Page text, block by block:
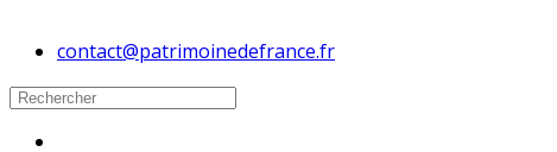
contact@patrimoinedefrance.fr